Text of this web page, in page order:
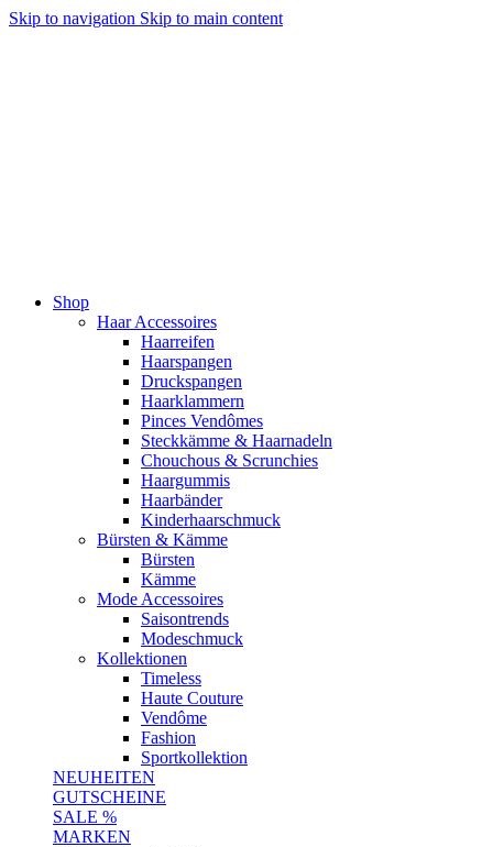
Skip to navigation Skip to main content
Shop
Haar Accessoires
Haarreifen
Haarspangen
Druckspangen
Haarklammern
Pinces Vendômes
Steckkämme & Haarnadeln
Chouchous & Scrunchies
Haargummis
Haarbänder
Kinderhaarschmuck
Bürsten & Kämme
Bürsten
Kämme
Mode Accessoires
Saisontrends
Modeschmuck
Kollektionen
Timeless
Haute Couture
Vendôme
Fashion
Sportkollektion
NEUHEITEN
GUTSCHEINE
SALE %
MARKEN